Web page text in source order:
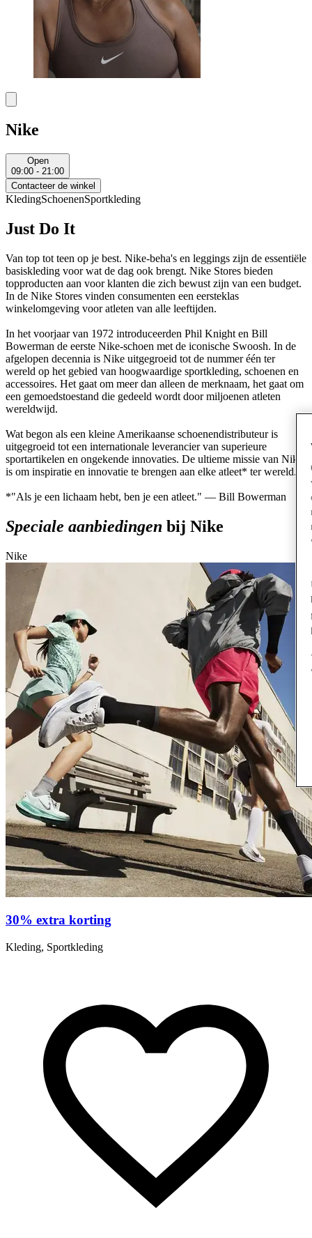
Nike
Open
09:00 - 21:00
Contacteer de winkel
KledingSchoenenSportkleding
Just Do It
Van top tot teen op je best. Nike-beha's en leggings zijn de essentiële
basiskleding voor wat de dag ook brengt. Nike Stores bieden
topproducten aan voor klanten die zich bewust zijn van een budget.
In de Nike Stores vinden consumenten een eersteklas
winkelomgeving voor atleten van alle leeftijden.
In het voorjaar van 1972 introduceerden Phil Knight en Bill
Bowerman de eerste Nike-schoen met de iconische Swoosh. In de
afgelopen decennia is Nike uitgegroeid tot de nummer één ter
wereld op het gebied van hoogwaardige sportkleding, schoenen en
accessoires. Het gaat om meer dan alleen de merknaam, het gaat om
een gemoedstoestand die gedeeld wordt door miljoenen atleten
wereldwijd.
Wat begon als een kleine Amerikaanse schoenendistributeur is
uitgegroeid tot een internationale leverancier van superieure
sportartikelen en ongekende innovaties. De ultieme missie van Nike
is om inspiratie en innovatie te brengen aan elke atleet* ter wereld.
*"Als je een lichaam hebt, ben je een atleet." — Bill Bowerman
Speciale aanbiedingen bij Nike
Nike
30% extra korting
Kleding, Sportkleding